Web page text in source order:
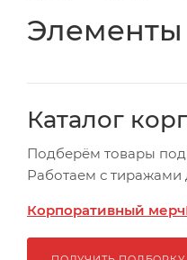
Элементы
Каталог
Подберём товары под
Работаем с тиражами
Корпоративный мерч